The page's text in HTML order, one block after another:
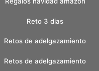
Reto 3 dias
Retos de adelgazamiento
Retos de adelgazamiento